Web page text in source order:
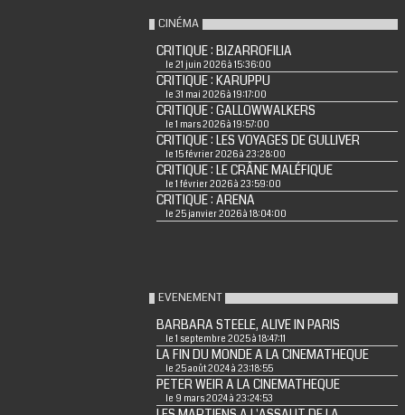
CINÉMA
CRITIQUE : BIZARROFILIA
le 21 juin 2026 à 15:36:00
CRITIQUE : KARUPPU
le 31 mai 2026 à 19:17:00
CRITIQUE : GALLOWWALKERS
le 1 mars 2026 à 19:57:00
CRITIQUE : LES VOYAGES DE GULLIVER
le 15 février 2026 à 23:28:00
CRITIQUE : LE CRÂNE MALÉFIQUE
le 1 février 2026 à 23:59:00
CRITIQUE : ARENA
le 25 janvier 2026 à 18:04:00
EVENEMENT
BARBARA STEELE, ALIVE IN PARIS
le 1 septembre 2025 à 18:47:11
LA FIN DU MONDE A LA CINEMATHEQUE
le 25 août 2024 à 23:18:55
PETER WEIR A LA CINEMATHEQUE
le 9 mars 2024 à 23:24:53